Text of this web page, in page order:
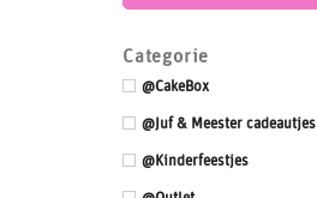
Categorie
@CakeBox
@Juf & Meester cadeautjes
@Kinderfeestjes